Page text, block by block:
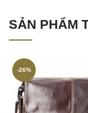
SẢN PHẨM
-26%